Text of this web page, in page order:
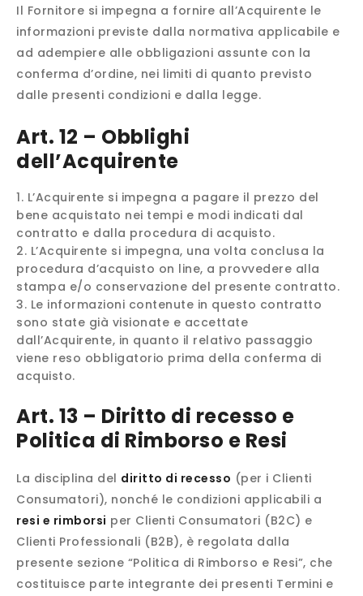
Il Fornitore si impegna a fornire all’Acquirente le
informazioni previste dalla normativa applicabile e
ad adempiere alle obbligazioni assunte con la
conferma d’ordine, nei limiti di quanto previsto
dalle presenti condizioni e dalla legge.
Art. 12 – Obblighi
dell’Acquirente
L’Acquirente si impegna a pagare il prezzo del
bene acquistato nei tempi e modi indicati dal
contratto e dalla procedura di acquisto.
L’Acquirente si impegna, una volta conclusa la
procedura d’acquisto on line, a provvedere alla
stampa e/o conservazione del presente contratto.
Le informazioni contenute in questo contratto
sono state già visionate e accettate
dall’Acquirente, in quanto il relativo passaggio
viene reso obbligatorio prima della conferma di
acquisto.
Art. 13 – Diritto di recesso e
Politica di Rimborso e Resi
La disciplina del diritto di recesso (per i Clienti
Consumatori), nonché le condizioni applicabili a
resi e rimborsi per Clienti Consumatori (B2C) e
Clienti Professionali (B2B), è regolata dalla
presente sezione “Politica di Rimborso e Resi”, che
costituisce parte integrante dei presenti Termini e